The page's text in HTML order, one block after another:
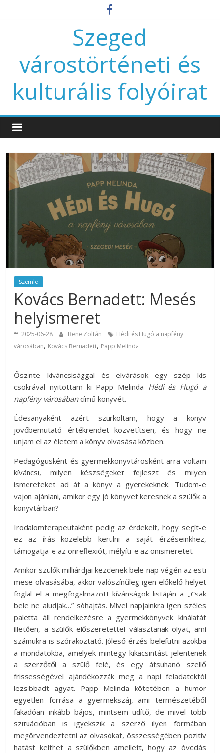
Szeged
várostörténeti és
kulturális folyóirat
Szemle
Kovács Bernadett: Mesés
helyismeret
2025-06-28 Bene Zoltán
Hédi és Hugó a napfény
városában, Kovács Bernadett, Papp Melinda
Őszinte kíváncsisággal és elvárások egy szép kis
csokrával nyitottam ki Papp Melinda Hédi és Hugó a
napfény városábancímű könyvét.
Édesanyaként azért szurkoltam, hogy a könyv
jövőbemutató értékrendet közvetítsen, és hogy ne
unjam el az életem a könyv olvasása közben.
Pedagógusként és gyermekkönyvtárosként arra voltam
kíváncsi, milyen készségeket fejleszt és milyen
ismereteket ad át a könyv a gyerekeknek. Tudom-e
vajon ajánlani, amikor egy jó könyvet keresnek a szülők a
könyvtárban?
Irodalomterapeutaként pedig az érdekelt, hogy segít-e
ez az írás közelebb kerülni a saját érzéseinkhez,
támogatja-e az önreflexiót, mélyíti-e az önismeretet.
Amikor szülők milliárdjai kezdenek bele nap végén az esti
mese olvasásába, akkor valószínűleg igen előkelő helyet
foglal el a megfogalmazott kívánságok listáján a „Csak
bele ne aludjak…” sóhajtás. Mivel napjainkra igen széles
paletta áll rendelkezésre a gyermekkönyvek kínálatát
illetően, a szülők előszeretettel választanak olyat, ami
számukra is szórakoztató. Jóleső érzés belefutni azokba
a mondatokba, amelyek mintegy kikacsintást jelentenek
a szerzőtől a szülő felé, és egy átsuhanó szellő
frissességével ajándékozzák meg a napi feladatoktól
lezsibbadt agyat. Papp Melinda kötetében a humor
egyetlen forrása a gyermekszáj, ami természetéből
fakadóan inkább bájos, mintsem üdítő, de mivel több
szituációban is igyekszik a szerző ilyen formában
megörvendeztetni az olvasókat, összességében pozitív
hatást kelthet a szülőkben amellett, hogy az óvodás